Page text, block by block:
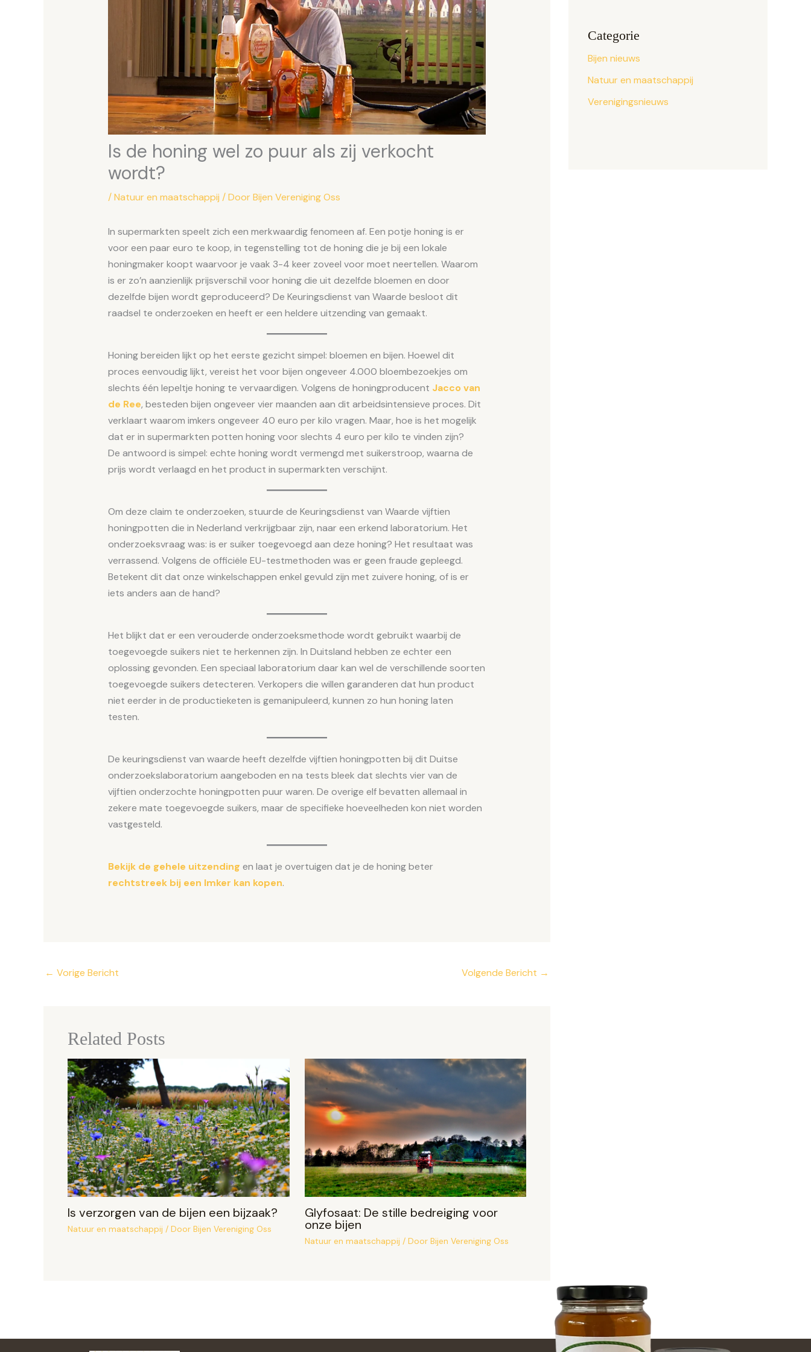
Is de honing wel zo puur als zij verkocht
wordt?
/Natuur en maatschappij / DoorBijen Vereniging Oss
In supermarkten speelt zich een merkwaardig fenomeen af. Een potje honing is er
voor een paar euro te koop, in tegenstelling tot de honing die je bij een lokale
honingmaker koopt waarvoor je vaak 3-4 keer zoveel voor moet neertellen. Waarom
is er zo’n aanzienlijk prijsverschil voor honing die uit dezelfde bloemen en door
dezelfde bijen wordt geproduceerd? De Keuringsdienst van Waarde besloot dit
raadsel te onderzoeken en heeft er een heldere uitzending van gemaakt.
Honing bereiden lijkt op het eerste gezicht simpel: bloemen en bijen. Hoewel dit
proces eenvoudig lijkt, vereist het voor bijen ongeveer 4.000 bloembezoekjes om
slechts één lepeltje honing te vervaardigen. Volgens de honingproducent Jacco van
de Ree, besteden bijen ongeveer vier maanden aan dit arbeidsintensieve proces. Dit
verklaart waarom imkers ongeveer 40 euro per kilo vragen. Maar, hoe is het mogelijk
dat er in supermarkten potten honing voor slechts 4 euro per kilo te vinden zijn?
De antwoord is simpel: echte honing wordt vermengd met suikerstroop, waarna de
prijs wordt verlaagd en het product in supermarkten verschijnt.
Om deze claim te onderzoeken, stuurde de Keuringsdienst van Waarde vijftien
honingpotten die in Nederland verkrijgbaar zijn, naar een erkend laboratorium. Het
onderzoeksvraag was: is er suiker toegevoegd aan deze honing? Het resultaat was
verrassend. Volgens de officiële EU-testmethoden was er geen fraude gepleegd.
Betekent dit dat onze winkelschappen enkel gevuld zijn met zuivere honing, of is er
iets anders aan de hand?
Het blijkt dat er een verouderde onderzoeksmethode wordt gebruikt waarbij de
toegevoegde suikers niet te herkennen zijn. In Duitsland hebben ze echter een
oplossing gevonden. Een speciaal laboratorium daar kan wel de verschillende soorten
toegevoegde suikers detecteren. Verkopers die willen garanderen dat hun product
niet eerder in de productieketen is gemanipuleerd, kunnen zo hun honing laten
testen.
De keuringsdienst van waarde heeft dezelfde vijftien honingpotten bij dit Duitse
onderzoekslaboratorium aangeboden en na tests bleek dat slechts vier van de
vijftien onderzochte honingpotten puur waren. De overige elf bevatten allemaal in
zekere mate toegevoegde suikers, maar de specifieke hoeveelheden kon niet worden
vastgesteld.
Bekijk de gehele uitzending en laat je overtuigen dat je de honing beter
rechtstreek bij een Imker kan kopen.
← Vorige Bericht Volgende Bericht →
Related Posts
Is verzorgen van de bijen een bijzaak?
Natuur en maatschappij / Door Bijen Vereniging Oss
Glyfosaat: De stille bedreiging voor
onze bijen
Natuur en maatschappij / Door Bijen Vereniging Oss
Categorie
Bijen nieuws
Natuur en maatschappij
Verenigingsnieuws